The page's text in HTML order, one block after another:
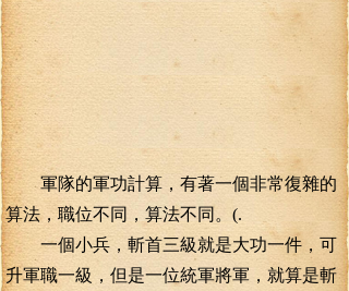
軍隊的軍功計算，有著一個非常復雜的
算法，職位不同，算法不同。(.
一個小兵，斬首三級就是大功一件，可
升軍職一級，但是一位統軍將軍，就算是斬